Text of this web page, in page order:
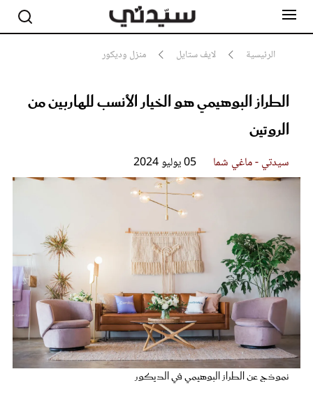
الرئيسية لايف ستايل منزل وديكور
الطراز البوهيمي هو الخيار الأنسب للهاربين من
الروتين
سيدتي - ماغي شما 05 يوليو 2024
نموذج عن الطراز البوهيمي في الديكور
مشاهير
جمال
سيدتي وطفلك
لايف ستايل
فيديو
مطبخ سيدتي
مقالات الرأي
ستايل
تقارير
عروس سيدتي